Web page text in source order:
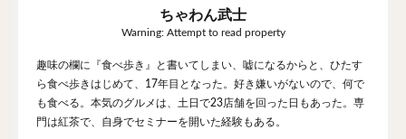
ちゃわん武士
Warning: Attempt to read property
趣味の欄に『食べ歩き』と書いてしまい、嘘になるからと、ひたす
ら食べ歩きはじめて、17年目となった。好き嫌いがないので、何で
も食べる。本気のグルメは、土日で23店舗を回った日もあった。専
門は紅茶で、自身でセミナーを開いた経験もある。